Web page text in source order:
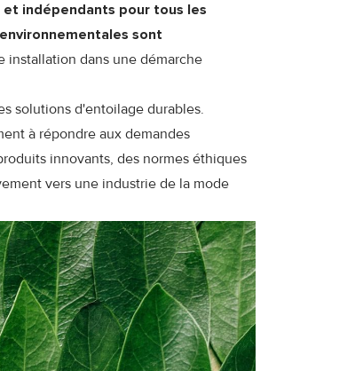
et indépendants pour tous les
sont
installation dans une démarche
solutions d'entoilage durables.
à répondre aux demandes
innovants, des normes éthiques
vers une industrie de la mode